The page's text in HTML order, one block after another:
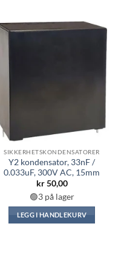
SIKKERHETSKONDENSATORER
Y2 kondensator, 33nF /
0.033uF, 300V AC, 15mm
kr50,00
🟢3 på lager
LEGG I HANDLEKURV